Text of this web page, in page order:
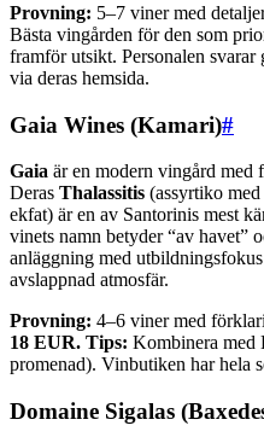
Provning: 5–7 viner med
Bästa vingården för den som
framför utsikt. Personalen svarar
via deras hemsida.
Gaia Wines (Kamari)#
Gaia är en modern vingård med
Deras Thalassitis (assyrtiko
ekfat) är en av Santorinis mest
vinets namn betyder “av havet”
anläggning med
avslappnad atmosfär.
Provning: 4–6 viner med
18 EUR. Tips: Kombinera med
promenad). Vinbutiken har hela
Domaine Sigalas